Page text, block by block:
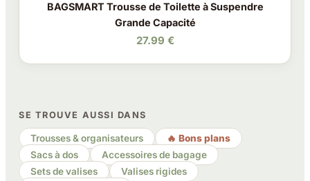
BAGSMART Trousse de Toilette à Suspendre
Grande Capacité
27.99 €
SE TROUVE AUSSI DANS
Trousses & organisateurs
🔥 Bons plans
Sacs à dos
Accessoires de bagage
Sets de valises
Valises rigides